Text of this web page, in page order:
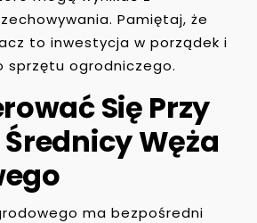
Pamiętaj, że
to inwestycja w porządek i
sprzętu ogrodniczego.
Się Przy
Węża
ma bezpośredni